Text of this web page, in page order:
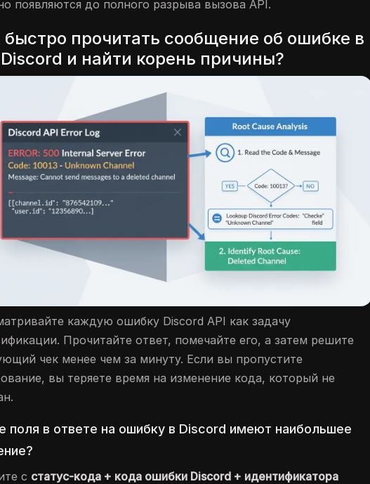
появляются до полного разрыва вызова API.
быстро прочитать сообщение об ошибке в
и найти корень причины?
каждую ошибку Discord API как задачу
Прочитайте ответ, помечайте его, а затем решите
чек менее чем за минуту. Если вы пропустите
вы теряете время на изменение кода, который не
поля в ответе на ошибку в Discord имеют наибольшее
с статус-кода + кода ошибки Discord + идентификатора